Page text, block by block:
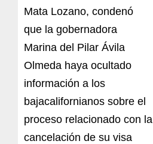
Mata Lozano, condenó
que la gobernadora
Marina del Pilar Ávila
Olmeda haya ocultado
información a los
bajacalifornianos sobre el
proceso relacionado con la
cancelación de su visa